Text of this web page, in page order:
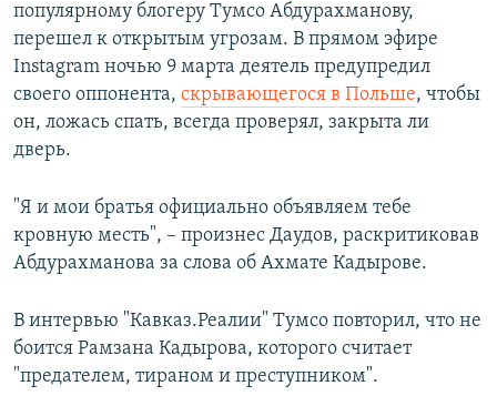
популярному блогеру Тумсо Абдурахманову,
перешел к открытым угрозам. В прямом эфире
Instagram ночью 9 марта деятель предупредил
своего оппонента, скрывающегося в Польше, чтобы
он, ложась спать, всегда проверял, закрыта ли
дверь.
"Я и мои братья официально объявляем тебе
кровную месть", – произнес Даудов, раскритиковав
Абдурахманова за слова об Ахмате Кадырове.
В интервью "Кавказ.Реалии" Тумсо повторил, что не
боится Рамзана Кадырова, которого считает
"предателем, тираном и преступником".